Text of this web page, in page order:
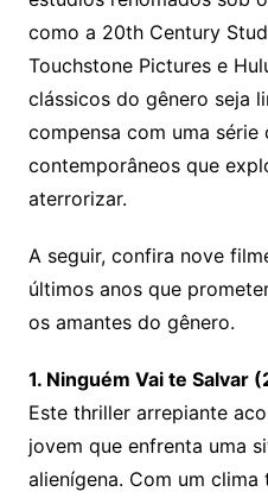
como a 20th Century
Touchstone Pictures e
clássicos do gênero seja
compensa com uma série
contemporâneos que
aterrorizar.
A seguir, confira nove
últimos anos que
os amantes do gênero.
1. Ninguém Vai te Salvar
Este thriller arrepiante
jovem que enfrenta uma
alienígena. Com um clima